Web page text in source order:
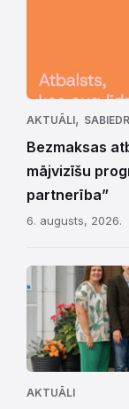
AKTUĀLI,
Bezmaksas
mājvizīšu
partnerība”
6. augusts, 2026.
AKTUĀLI